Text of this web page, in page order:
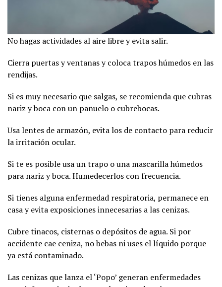
No hagas actividades al aire libre y evita salir.
Cierra puertas y ventanas y coloca trapos húmedos en las
rendijas.
Si es muy necesario que salgas, se recomienda que cubras
nariz y boca con un pañuelo o cubrebocas.
Usa lentes de armazón, evita los de contacto para reducir
la irritación ocular.
Si te es posible usa un trapo o una mascarilla húmedos
para nariz y boca. Humedecerlos con frecuencia.
Si tienes alguna enfermedad respiratoria, permanece en
casa y evita exposiciones innecesarias a las cenizas.
Cubre tinacos, cisternas o depósitos de agua. Si por
accidente cae ceniza, no bebas ni uses el líquido porque
ya está contaminado.
Las cenizas que lanza el ‘Popo’ generan enfermedades